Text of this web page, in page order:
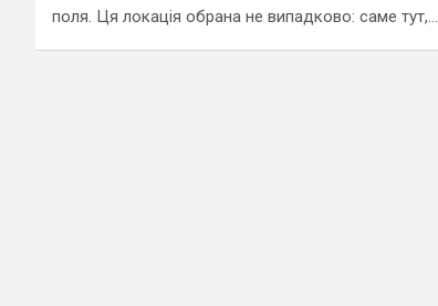
поля. Ця локація обрана не випадково: саме тут,…